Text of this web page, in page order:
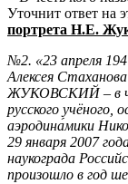
Уточнит ответ на
портрета Н.Е.
№2. «23 апреля
Алексея
ЖУКОВСКИЙ – в
русского учёного,
аэродина́мики
29 января 2007
наукограда
произошло в год